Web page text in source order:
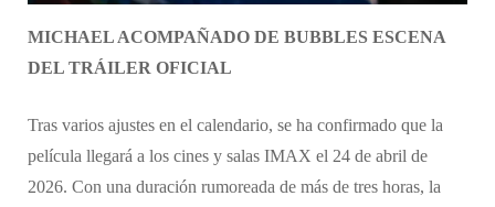
MICHAEL ACOMPAÑADO DE BUBBLES ESCENA
DEL TRÁILER OFICIAL
​​Tras varios ajustes en el calendario, se ha confirmado que la
película llegará a los cines y salas IMAX el 24 de abril de
2026. Con una duración rumoreada de más de tres horas, la